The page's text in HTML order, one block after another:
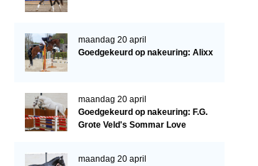
Hengstenselectie
Informatie Hengstenkeuring
Verrichtingsonderzoek NRPS
Verrichtingsonderzoek 2025-2026
Verrichtingsonderzoek 2024-2025
maandag 20 april
Goedgekeurd op nakeuring: Alixx
maandag 20 april
Goedgekeurd op nakeuring: F.G.
Grote Veld's Sommar Love
maandag 20 april